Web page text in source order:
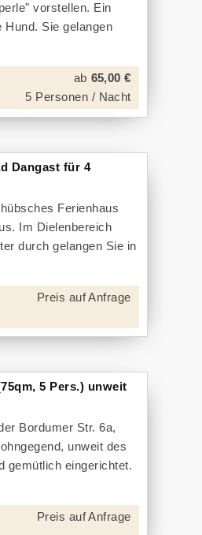
vorstellen. Ein
Hund. Sie gelangen
ab 65,00 €
5 Personen / Nacht
Dangast für 4
Ferienhaus
Im Dielenbereich
durch gelangen Sie in
Preis auf Anfrage
5 Pers.) unweit
Bordumer Str. 6a,
unweit des
gemütlich eingerichtet.
Preis auf Anfrage